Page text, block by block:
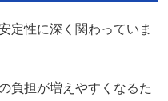
定性に深く関わっていま
負担が増えやすくなるた